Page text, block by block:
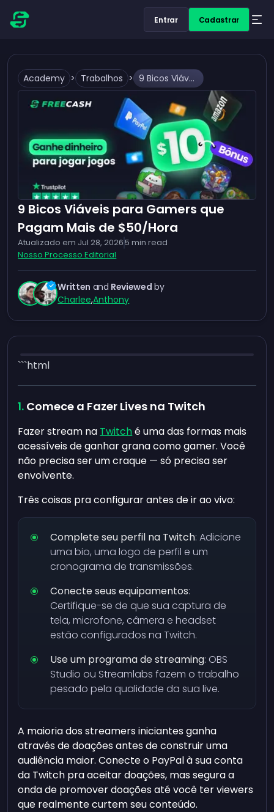
Entrar Cadastrar
Academy > Trabalhos > 9 Bicos Viáveis para Gamers que Pagam Mais de $50/Hora
9 Bicos Viáveis para Gamers que
Pagam Mais de $50/Hora
Atualizado em Jul 28, 20265 min read
Nosso Processo Editorial
Written and Reviewed by
Charlee,Anthony
```html
Comece a Fazer Lives na Twitch
Fazer stream na Twitché uma das formas mais
acessíveis de ganhar grana como gamer. Você
não precisa ser um craque — só precisa ser
envolvente.
Três coisas pra configurar antes de ir ao vivo:
Complete seu perfil na Twitch: Adicione
uma bio, uma logo de perfil e um
cronograma de transmissões.
Conecte seus equipamentos:
Certifique-se de que sua captura de
tela, microfone, câmera e headset
estão configurados na Twitch.
Use um programa de streaming: OBS
Studio ou Streamlabs fazem o trabalho
pesado pela qualidade da sua live.
A maioria dos streamers iniciantes ganha
através de doações antes de construir uma
audiência maior. Conecte o PayPal à sua conta
da Twitch pra aceitar doações, mas segura a
onda de promover doações até você ter viewers
que realmente curtem seu conteúdo.